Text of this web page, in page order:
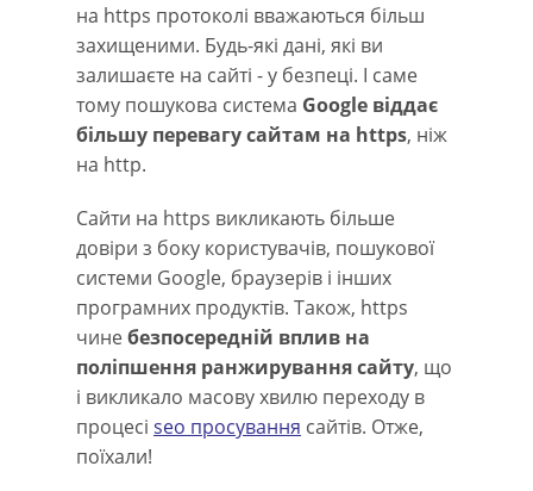
на https протоколі вважаються більш
захищеними. Будь-які дані, які ви
залишаєте на сайті - у безпеці. І саме
тому пошукова система Google віддає
більшу перевагу сайтам на https, ніж
на http.
Сайти на https викликають більше
довіри з боку користувачів, пошукової
системи Google, браузерів і інших
програмних продуктів. Також, https
чинебезпосередній вплив на
поліпшення ранжирування сайту, що
і викликало масову хвилю переходу в
процесі seo просування сайтів. Отже,
поїхали!